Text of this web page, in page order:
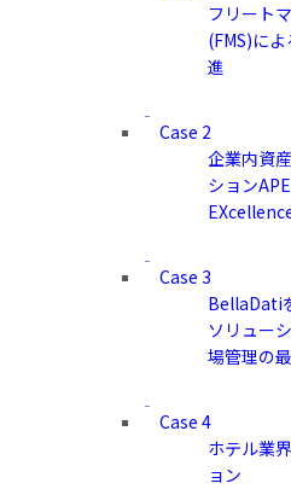
フリート
(FMS)に
進
Case 2
企業内資
ション
Case 3
BellaDati
ソリュー
場管理の
Case 4
ホテル業
ョン
2026年6月17日（水）～20日（土
国際 建設・測量展（CSPI-EXPO
テーマに、建設業界向けソリューシ
BellaDatiのフリートマネジメント
社である萩原エレクトロニクス株
ションなどを、実機展示を交えてご
開催日時：2026年6月17日（水）
展示場所：展示ホール6 小間番号：
詳細はこちらhttps://cspi-